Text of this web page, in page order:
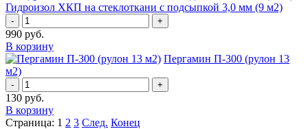
Гидроизол ХКП на стеклоткани с подсыпкой 3,0 мм (9 м2)
- +
990 руб.
В корзину
Пергамин П-300 (рулон 13
м2)
- +
130 руб.
В корзину
Страница: 1 2 3 След. Конец